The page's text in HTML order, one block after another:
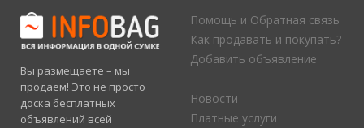
Вы размещаете – мы
продаем! Это не просто
доска бесплатных
объявлений всей
Помощь и Обратная связь
Как продавать и покупать?
Добавить объявление
Новости
Платные услуги